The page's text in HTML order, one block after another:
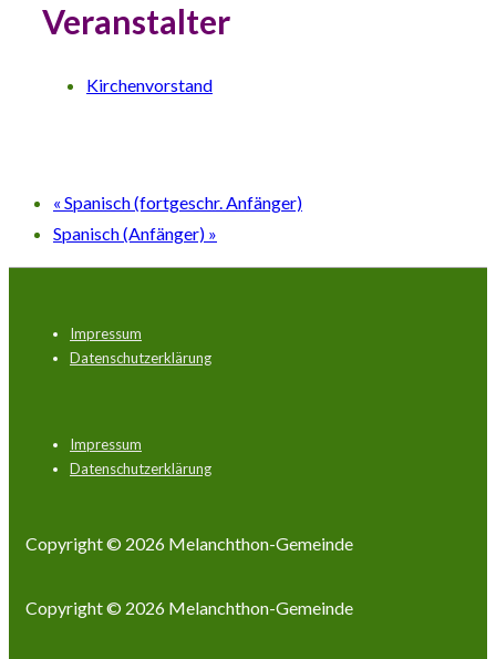
Veranstalter
Kirchenvorstand
« Spanisch (fortgeschr. Anfänger)
Spanisch (Anfänger) »
Footer-
Menü
Impressum
Datenschutzerklärung
Footer-
Menü
Impressum
Datenschutzerklärung
Copyright © 2026 Melanchthon-Gemeinde
Copyright © 2026 Melanchthon-Gemeinde